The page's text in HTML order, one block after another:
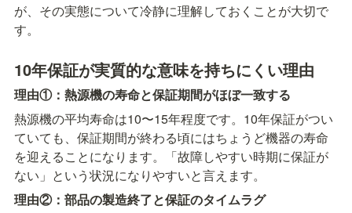
が、その実態について冷静に理解しておくことが大切で
す。
10年保証が実質的な意味を持ちにくい理由
理由①：熱源機の寿命と保証期間がほぼ一致する
熱源機の平均寿命は10〜15年程度です。10年保証がつい
ていても、保証期間が終わる頃にはちょうど機器の寿命
を迎えることになります。「故障しやすい時期に保証が
ない」という状況になりやすいと言えます。
理由②：部品の製造終了と保証のタイムラグ